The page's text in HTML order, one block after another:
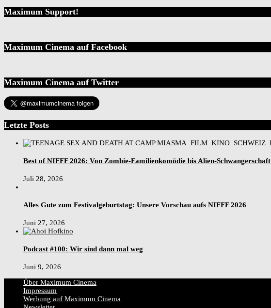
Maximum Support!
Maximum Cinema auf Facebook
Maximum Cinema auf Twitter
Letzte Posts
Best of NIFFF 2026: Von Zombie-Familienkomödie bis Alien-Schwangerschaft
Juli 28, 2026
Alles Gute zum Festivalgeburtstag: Unsere Vorschau aufs NIFFF 2026
Juni 27, 2026
Podcast #100: Wir sind dann mal weg
Juni 9, 2026
Über Maximum Cinema
Impressum
Werbung auf Maximum Cinema